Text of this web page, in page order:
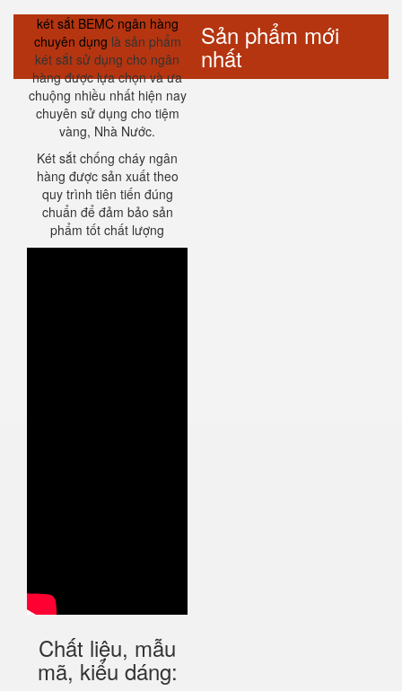
két sắt BEMC ngân hàng
chuyên dụng là sản phẩm
két sắt sử dụng cho ngân
hàng được lựa chọn và ưa
chuộng nhiều nhất hiện nay
chuyên sử dụng cho tiệm
vàng, Nhà Nước.
Két sắt chống cháy ngân
hàng được sản xuất theo
quy trình tiên tiến đúng
chuẩn để đảm bảo sản
phẩm tốt chất lượng
Chất liệu, mẫu
mã, kiểu dáng:
Sản phẩm mới
nhất